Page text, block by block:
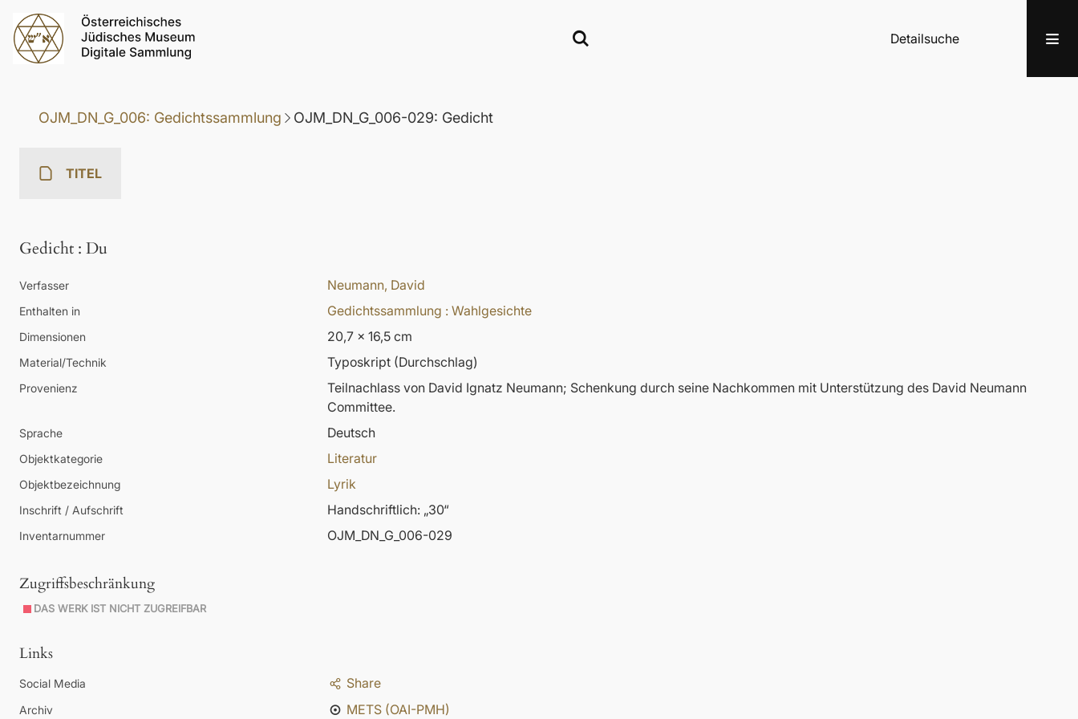
Detailsuche
OJM_DN_G_006: Gedichtssammlung OJM_DN_G_006-029: Gedicht
TITEL
Gedicht : Du
Verfasser Neumann, David
Enthalten in Gedichtssammlung : Wahlgesichte
Dimensionen 20,7 x 16,5 cm
Material/Technik Typoskript (Durchschlag)
Provenienz
Teilnachlass von David Ignatz Neumann; Schenkung durch seine Nachkommen mit Unterstützung des David Neumann
Committee.
Sprache Deutsch
Objektkategorie Literatur
Objektbezeichnung Lyrik
Inschrift / Aufschrift Handschriftlich: „30“
Inventarnummer OJM_DN_G_006-029
Zugriffsbeschränkung
DAS WERK IST NICHT ZUGREIFBAR
Links
Social Media Share
Archiv METS (OAI-PMH)